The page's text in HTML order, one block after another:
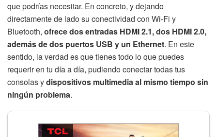
que podrías necesitar. En concreto, y dejando
directamente de lado su conectividad con Wi-Fi y
Bluetooth, ofrece dos entradas HDMI 2.1, dos HDMI 2.0,
además de dos puertos USB y un Ethernet. En este
sentido, la verdad es que tienes todo lo que puedes
requerir en tu día a día, pudiendo conectar todas tus
consolas ydispositivos multimedia al mismo tiempo sin
ningún problema.